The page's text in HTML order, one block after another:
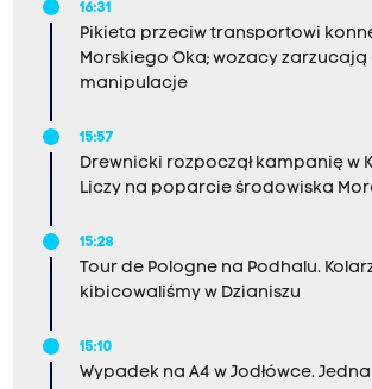
16:31
Pikieta przeciw transportowi
Morskiego Oka; wozacy
manipulacje
15:57
Drewnicki rozpoczął kampanię w
Liczy na poparcie środowiska
15:28
Tour de Pologne na Podhalu.
kibicowaliśmy w Dzianiszu
15:10
Wypadek na A4 w Jodłówce.